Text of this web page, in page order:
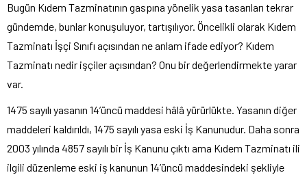
Bugün Kıdem Tazminatının gaspına yönelik yasa tasarıları tekrar
gündemde, bunlar konuşuluyor, tartışılıyor. Öncelikli olarak Kıdem
Tazminatı İşçi Sınıfı açısından ne anlam ifade ediyor? Kıdem
Tazminatı nedir işçiler açısından? Onu bir değerlendirmekte yarar
var.
1475 sayılı yasanın 14’üncü maddesi hâlâ yürürlükte. Yasanın diğer
maddeleri kaldırıldı, 1475 sayılı yasa eski İş Kanunudur. Daha sonra
2003 yılında 4857 sayılı bir İş Kanunu çıktı ama Kıdem Tazminatı ili
ilgili düzenleme eski iş kanunun 14’üncü maddesindeki şekliyle